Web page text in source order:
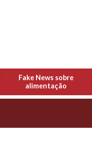
Fake News sobre
alimentação